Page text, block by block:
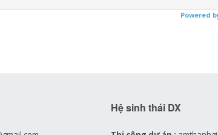
Powered
Hệ sinh thái DX